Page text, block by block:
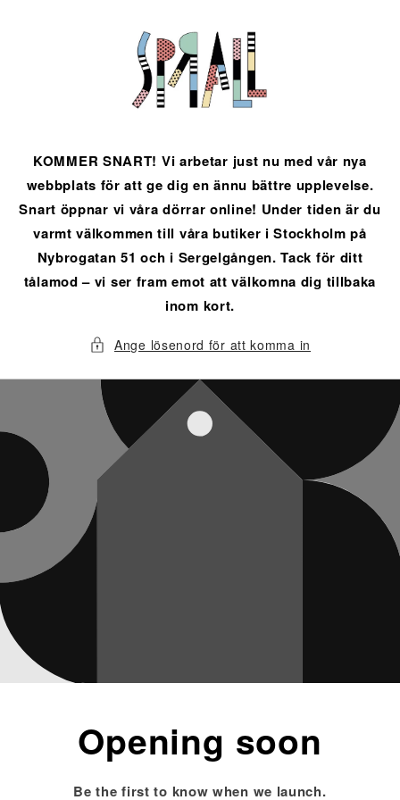
KOMMER SNART! Vi arbetar just nu med vår nya
webbplats för att ge dig en ännu bättre upplevelse.
Snart öppnar vi våra dörrar online! Under tiden är du
varmt välkommen till våra butiker i Stockholm på
Nybrogatan 51 och i Sergelgången. Tack för ditt
tålamod – vi ser fram emot att välkomna dig tillbaka
inom kort.
Ange lösenord för att komma in
Opening soon
Be the first to know when we launch.